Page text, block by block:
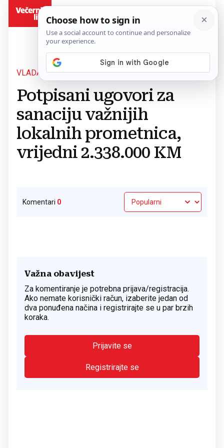
VLADA HNŽ Povratak na članak
Potpisani ugovori za
sanaciju važnijih
lokalnih prometnica,
vrijedni 2.338.000 KM
Komentari 0
Važna obavijest
Za komentiranje je potrebna prijava/registracija.
Ako nemate korisnički račun, izaberite jedan od
dva ponuđena načina i registrirajte se u par brzih
koraka.
Prijavite se
Registrirajte se